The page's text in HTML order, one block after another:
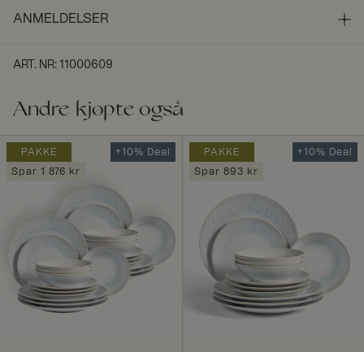
ANMELDELSER
ART. NR: 11000609
Andre kjøpte også
PAKKE
Spar 1 876 kr
+10% Deal
PAKKE
Spar 893 kr
+10% Deal